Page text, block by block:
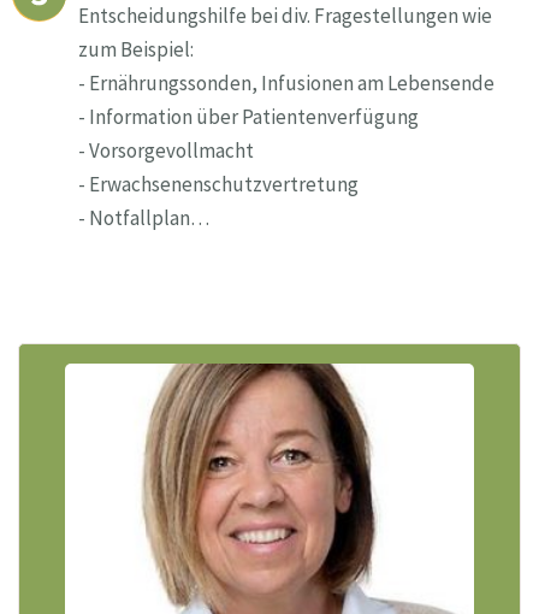
Entscheidungshilfe bei div. Fragestellungen wie
zum Beispiel:
- Ernährungssonden, Infusionen am Lebensende
- Information über Patientenverfügung
- Vorsorgevollmacht
- Erwachsenenschutzvertretung
- Notfallplan…